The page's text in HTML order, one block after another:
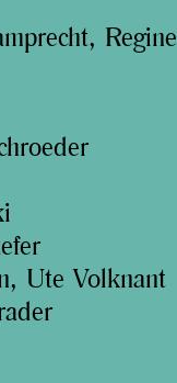
Ute Volknant